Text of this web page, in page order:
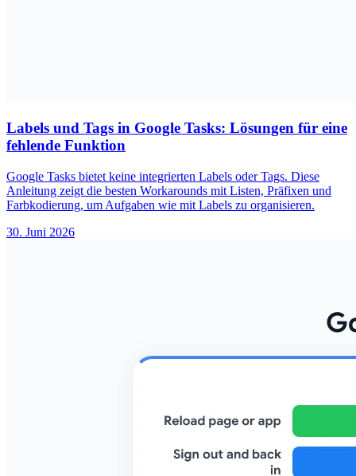
Labels und Tags in Google Tasks: Lösungen für eine
fehlende Funktion
Google Tasks bietet keine integrierten Labels oder Tags. Diese
Anleitung zeigt die besten Workarounds mit Listen, Präfixen und
Farbkodierung, um Aufgaben wie mit Labels zu organisieren.
30. Juni 2026